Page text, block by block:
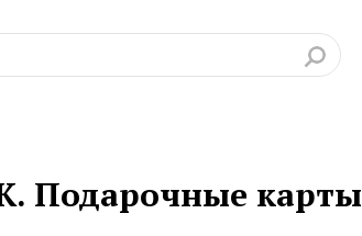
Подарочные карты